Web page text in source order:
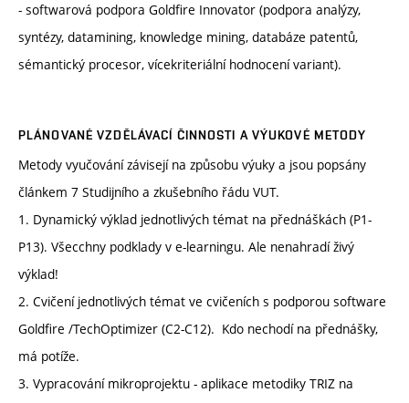
- softwarová podpora Goldfire Innovator (podpora analýzy,
syntézy, datamining, knowledge mining, databáze patentů,
sémantický procesor, vícekriteriální hodnocení variant).
PLÁNOVANÉ VZDĚLÁVACÍ ČINNOSTI A VÝUKOVÉ METODY
Metody vyučování závisejí na způsobu výuky a jsou popsány
článkem 7 Studijního a zkušebního řádu VUT.
1. Dynamický výklad jednotlivých témat na přednáškách (P1-
P13). Všecchny podklady v e-learningu. Ale nenahradí živý
výklad!
2. Cvičení jednotlivých témat ve cvičeních s podporou software
Goldfire /TechOptimizer (C2-C12). Kdo nechodí na přednášky,
má potíže.
3. Vypracování mikroprojektu - aplikace metodiky TRIZ na